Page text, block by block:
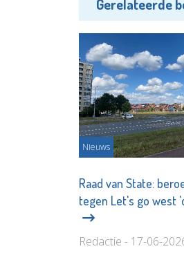
Gerelateerde
Nieuws
Raad van State:
tegen Let's go west
Redactie - 17-06-